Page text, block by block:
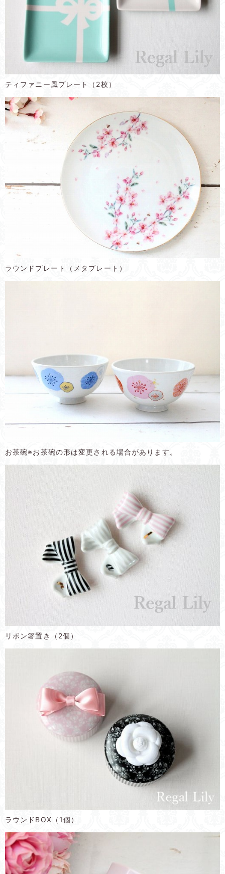
ティファニー風プレート（2枚）
ラウンドプレート（メタプレート）
お茶碗※お茶碗の形は変更される場合があります。
リボン箸置き（2個）
ラウンドBOX（1個）